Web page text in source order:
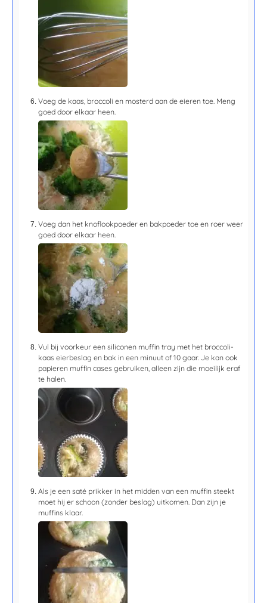
Voeg de kaas, broccoli en mosterd aan de eieren toe. Meng
goed door elkaar heen.
Voeg dan het knoflookpoeder en bakpoeder toe en roer weer
goed door elkaar heen.
Vul bij voorkeur een siliconen muffin tray met het broccoli-
kaas eierbeslag en bak in een minuut of 10 gaar. Je kan ook
papieren muffin cases gebruiken, alleen zijn die moeilijk eraf
te halen.
Als je een saté prikker in het midden van een muffin steekt
moet hij er schoon (zonder beslag) uitkomen. Dan zijn je
muffins klaar.